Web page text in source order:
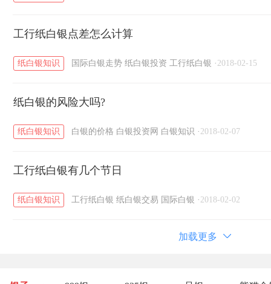
工行纸白银点差怎么计算
纸白银知识 国际白银走势 纸白银投资 工行纸白银 · 2018-02-15
纸白银的风险大吗?
纸白银知识 白银的价格 白银投资网 白银知识 · 2018-02-07
工行纸白银有几个节日
纸白银知识 工行纸白银 纸白银交易 国际白银 · 2018-02-02
加载更多